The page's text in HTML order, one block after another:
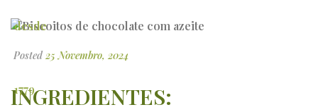
Posted 25 Novembro, 2024
INGREDIENTES: